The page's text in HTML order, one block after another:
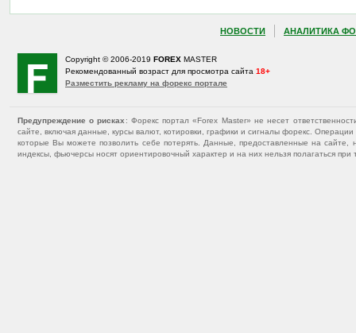
НОВОСТИ АНАЛИТИКА
Copyright © 2006-2019 FOREX MASTER
Рекомендованный возраст для просмотра сайта 18+
Разместить рекламу на форекс портале
Предупреждение о рисках : Форекс портал «Forex Master» не несет
сайте, включая данные, курсы валют, котировки, графики и сигналы форекс.
которые Вы можете позволить себе потерять. Данные, предоставленные на
индексы, фьючерсы носят ориентировочный характер и на них нельзя полагаться при